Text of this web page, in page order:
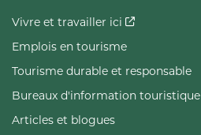
Vivre et travailler ici
Emplois en tourisme
Tourisme durable et responsable
Bureaux d'information touristique
Articles et blogues